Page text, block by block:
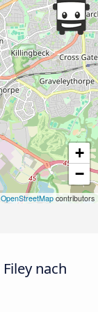
+
−
OpenStreetMap contributors
nach